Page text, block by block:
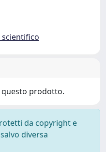
questo prodotto.
da copyright e
diversa